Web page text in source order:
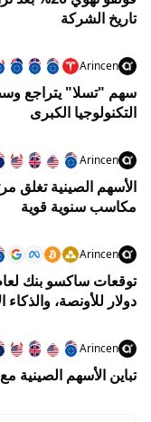
تاريخ الشركة
Arincen
سهم "تسلا" يتراجع
التكنولوجيا الكبرى
Arincen
الأسهم الصينية تغلق
مكاسب سنوية قوية
Arincen
دولار للأونصة،
Arincen
تباين الأسهم الصينية مع